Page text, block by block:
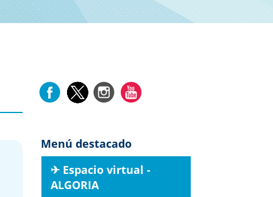
Menú destacado
✈︎ Espacio virtual -
ALGORIA